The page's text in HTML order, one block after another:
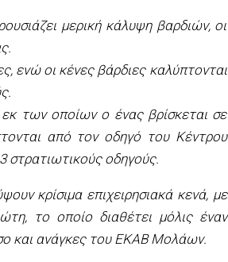
μερική κάλυψη βαρδιών, οι
ενώ οι κένες βάρδιες καλύπτονται
των οποίων ο ένας βρίσκεται σε
από τον οδηγό του Κέντρου
στρατιωτικούς οδηγούς.
κρίσιμα επιχειρησιακά κενά, με
το οποίο διαθέτει μόλις έναν
και ανάγκες του ΕΚΑΒ Μολάων.